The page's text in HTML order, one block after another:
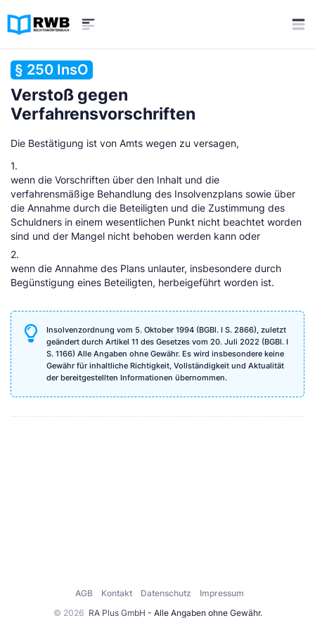
§ 250 InsO
Verstoß gegen
Verfahrensvorschriften
Die Bestätigung ist von Amts wegen zu versagen,
1.
wenn die Vorschriften über den Inhalt und die
verfahrensmäßige Behandlung des Insolvenzplans sowie über
die Annahme durch die Beteiligten und die Zustimmung des
Schuldners in einem wesentlichen Punkt nicht beachtet worden
sind und der Mangel nicht behoben werden kann oder
2.
wenn die Annahme des Plans unlauter, insbesondere durch
Begünstigung eines Beteiligten, herbeigeführt worden ist.
Insolvenzordnung vom 5. Oktober 1994 (BGBl. I S. 2866), zuletzt
geändert durch Artikel 11 des Gesetzes vom 20. Juli 2022 (BGBl. I
S. 1166) Alle Angaben ohne Gewähr. Es wird insbesondere keine
Gewähr für inhaltliche Richtigkeit, Vollständigkeit und Aktualität
der bereitgestellten Informationen übernommen.
© 2026 RA Plus GmbH - Alle Angaben ohne Gewähr.
AGB Kontakt Datenschutz Impressum